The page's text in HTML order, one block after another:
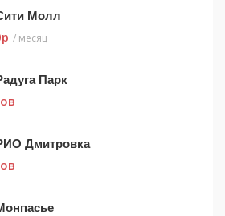
Молл
p / месяц
Парк
Дмитровка